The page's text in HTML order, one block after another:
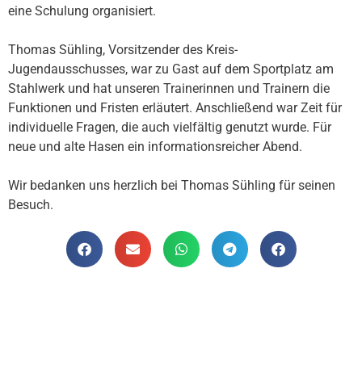
eine Schulung organisiert.
Thomas Sühling, Vorsitzender des Kreis-
Jugendausschusses, war zu Gast auf dem Sportplatz am
Stahlwerk und hat unseren Trainerinnen und Trainern die
Funktionen und Fristen erläutert. Anschließend war Zeit für
individuelle Fragen, die auch vielfältig genutzt wurde. Für
neue und alte Hasen ein informationsreicher Abend.
Wir bedanken uns herzlich bei Thomas Sühling für seinen
Besuch.